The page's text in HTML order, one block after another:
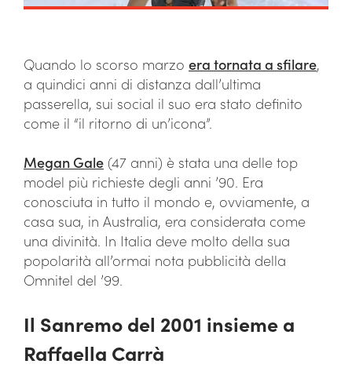
Quando lo scorso marzo era tornata a sfilare,
a quindici anni di distanza dall’ultima
passerella, sui social il suo era stato definito
come il “il ritorno di un’icona”.
Megan Gale (47 anni) è stata una delle top
model più richieste degli anni ’90. Era
conosciuta in tutto il mondo e, ovviamente, a
casa sua, in Australia, era considerata come
una divinità. In Italia deve molto della sua
popolarità all’ormai nota pubblicità della
Omnitel del ’99.
Il Sanremo del 2001 insieme a
Raffaella Carrà